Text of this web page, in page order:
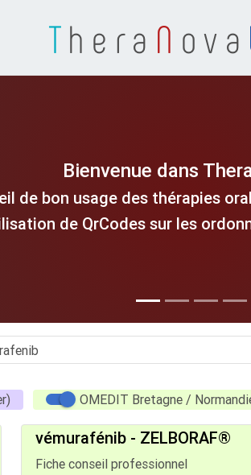
Thera N ova
Bienvenue dans
de bon usage des thérapies
de QrCodes sur les
OMEDIT Bretagne /
vémurafénib - ZELBORAF®
Fiche conseil professionnel